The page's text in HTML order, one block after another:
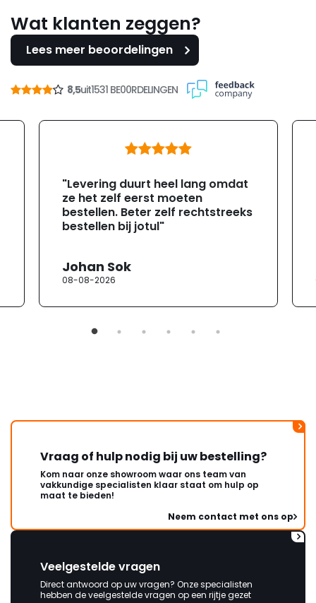
Wat klanten zeggen?
Lees meer beoordelingen
8,5uit1531 BE00RDELINGEN
"Levering duurt heel lang omdat
ze het zelf eerst moeten
bestellen. Beter zelf rechtstreeks
bestellen bij jotul"
Johan Sok
08-08-2026
Vraag of hulp nodig bij uw bestelling?
Kom naar onze showroom waar ons team van
vakkundige specialisten klaar staat om hulp op
maat te bieden!
Neem contact met ons op
Veelgestelde vragen
Direct antwoord op uw vragen? Onze specialisten
hebben de veelgestelde vragen op een rijtje gezet